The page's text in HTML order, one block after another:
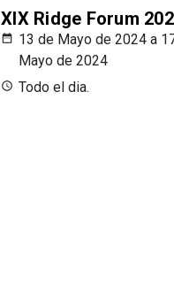
XIX Ridge Forum
13 de Mayo de 2024 a
Mayo de 2024
Todo el dia.